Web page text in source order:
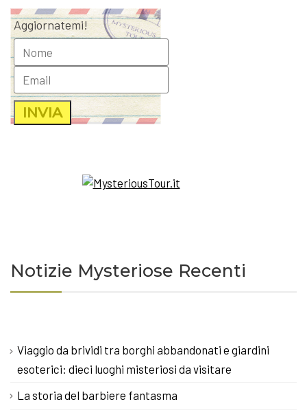
Aggiornatemi!
Notizie Mysteriose Recenti
Viaggio da brividi tra borghi abbandonati e giardini
esoterici: dieci luoghi misteriosi da visitare
La storia del barbiere fantasma